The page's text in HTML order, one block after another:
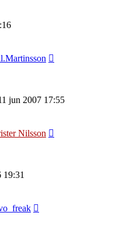
jun 2007 17:55
Nilsson
19:31